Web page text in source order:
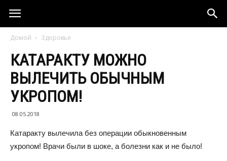
Домой Здоровье
КАТАРАКТУ МОЖНО
ВЫЛЕЧИТЬ ОБЫЧНЫМ
УКРОПОМ!
08.05.2018
Катаракту вылечила без операции обыкновенным
укропом! Врачи были в шоке, а болезни как и не было!